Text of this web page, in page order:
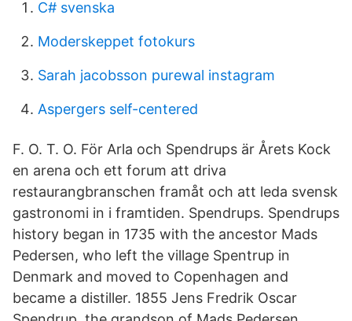
C# svenska
Moderskeppet fotokurs
Sarah jacobsson purewal instagram
Aspergers self-centered
F. O. T. O. För Arla och Spendrups är Årets Kock
en arena och ett forum att driva
restaurangbranschen framåt och att leda svensk
gastronomi in i framtiden. Spendrups. Spendrups
history began in 1735 with the ancestor Mads
Pedersen, who left the village Spentrup in
Denmark and moved to Copenhagen and
became a distiller. 1855 Jens Fredrik Oscar